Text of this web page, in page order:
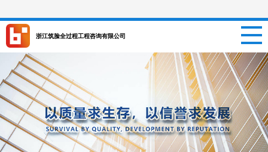
浙江筑脸全过程工程咨询有限公司
网站首页
项目信息
招聘信息